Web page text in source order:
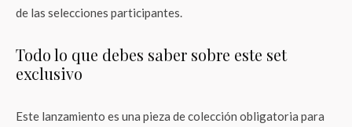
de las selecciones participantes.
Todo lo que debes saber sobre este set
exclusivo
Este lanzamiento es una pieza de colección obligatoria para